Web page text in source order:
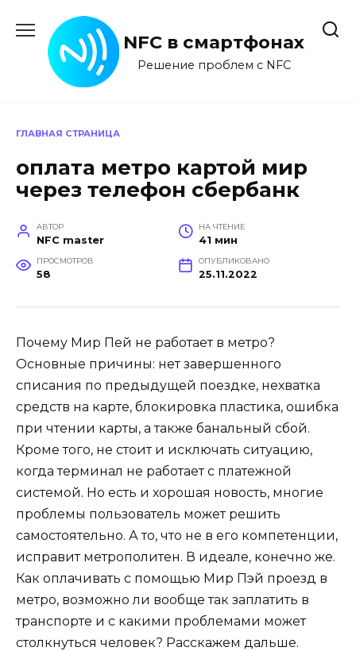
содержанию
NFC в смартфонах
Решение проблем с NFC
ГЛАВНАЯ СТРАНИЦА
оплата метро картой мир
через телефон сбербанк
АВТОР
NFC master
НА ЧТЕНИЕ
41 мин
ПРОСМОТРОВ
58
ОПУБЛИКОВАНО
25.11.2022
Почему Мир Пей не работает в метро?
Основные причины: нет завершенного
списания по предыдущей поездке, нехватка
средств на карте, блокировка пластика, ошибка
при чтении карты, а также банальный сбой.
Кроме того, не стоит и исключать ситуацию,
когда терминал не работает с платежной
системой. Но есть и хорошая новость, многие
проблемы пользователь может решить
самостоятельно. А то, что не в его компетенции,
исправит метрополитен. В идеале, конечно же.
Как оплачивать с помощью Мир Пэй проезд в
метро, возможно ли вообще так заплатить в
транспорте и с какими проблемами может
столкнуться человек? Расскажем дальше.